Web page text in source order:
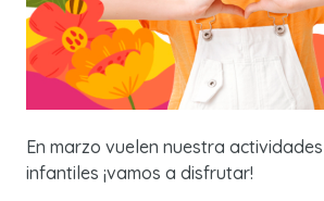
En marzo vuelen nuestra
infantiles ¡vamos a disfrutar!